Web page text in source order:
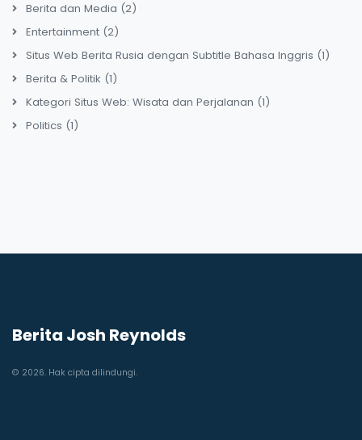
Berita dan Media (2)
Entertainment (2)
Situs Web Berita Rusia dengan Subtitle Bahasa Inggris (1)
Berita & Politik (1)
Kategori Situs Web: Wisata dan Perjalanan (1)
Politics (1)
Berita Josh Reynolds
© 2026. Hak cipta dilindungi.